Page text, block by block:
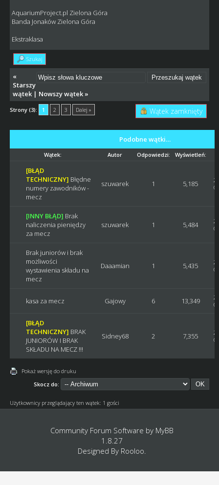
AquariumProject.pl Zielona Góra
Banda Jonaków Zielona Góra
Ekstraklasa
Szukaj
«
Starszy
wątek| Nowszy wątek»
Strony (3): 1 2 3 Dalej » Wątek zamknięty
Podobne wątki…
Wątek: Autor Odpowiedzi: Wyświetleń:
[BŁĄD
TECHNICZNY] Błędne
numery zawodników -
mecz
szuwarek 1 5,185
[INNY BŁĄD] Brak
naliczenia pieniędzy
za mecz
szuwarek 1 5,484
Brak juniorów i brak
możliwości
wystawienia składu na
mecz
Daaamian 1 5,435
kasa za mecz Gajowy 6 13,349
[BŁĄD
TECHNICZNY] BRAK
JUNIORÓW I BRAK
SKŁADU NA MECZ !!!
Sidney68 2 7,355
Pokaż wersję do druku
Skocz do:
Użytkownicy przeglądający ten wątek: 1 gości
Community Forum Software by MyBB
1.8.27
Designed By Rooloo.